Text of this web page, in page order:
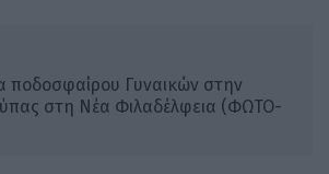
ποδοσφαίρου Γυναικών στην
στη Νέα Φιλαδέλφεια (ΦΩΤΟ-